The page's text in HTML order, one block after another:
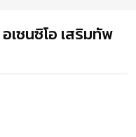
เซนซิโอ เสริมทัพ